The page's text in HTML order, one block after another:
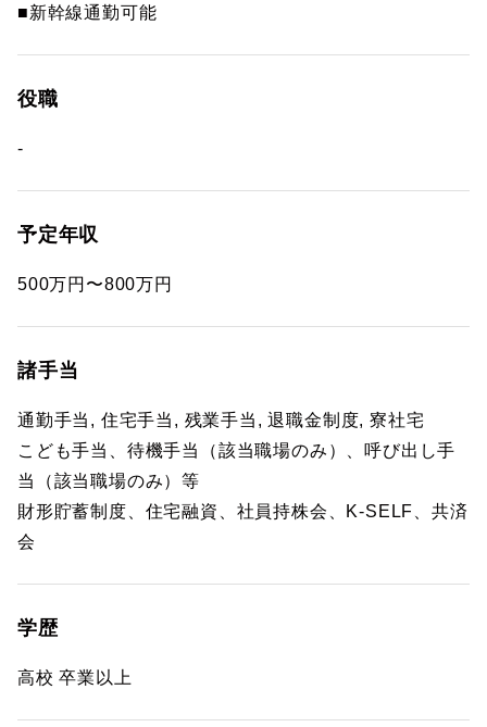
■新幹線通勤可能
役職
-
予定年収
500万円〜800万円
諸手当
通勤手当, 住宅手当, 残業手当, 退職金制度, 寮社宅
こども手当、待機手当（該当職場のみ）、呼び出し手
当（該当職場のみ）等
財形貯蓄制度、住宅融資、社員持株会、K-SELF、共済
会
学歴
高校 卒業以上